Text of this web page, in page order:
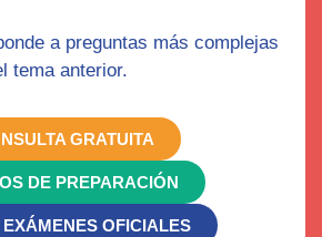
a preguntas más complejas
tema anterior.
GRATUITA
DE PREPARACIÓN
OFICIALES